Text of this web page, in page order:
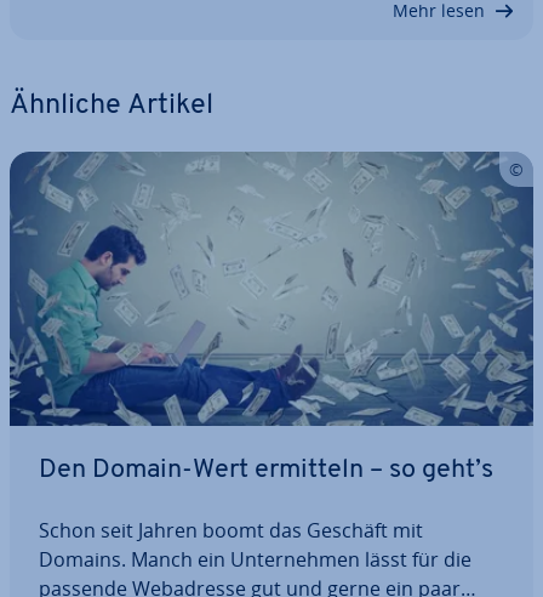
Mehr lesen
Ähnliche Artikel
Den Domain-Wert ermitteln – so geht’s
Schon seit Jahren boomt das Geschäft mit
Domains. Manch ein Un­ter­neh­men lässt für die
passende Web­adres­se gut und gerne ein paar